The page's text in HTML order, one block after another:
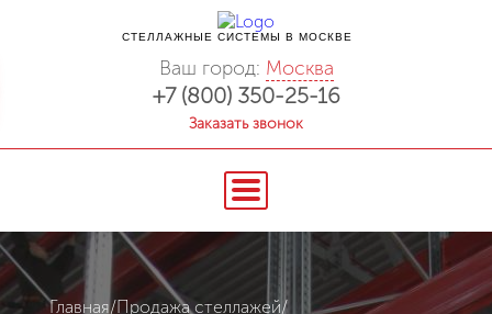
СТЕЛЛАЖНЫЕ СИСТЕМЫ В МОСКВЕ
Ваш город: Москва
+7 (800) 350-25-16
Заказать звонок
Главная/Продажа стеллажей/